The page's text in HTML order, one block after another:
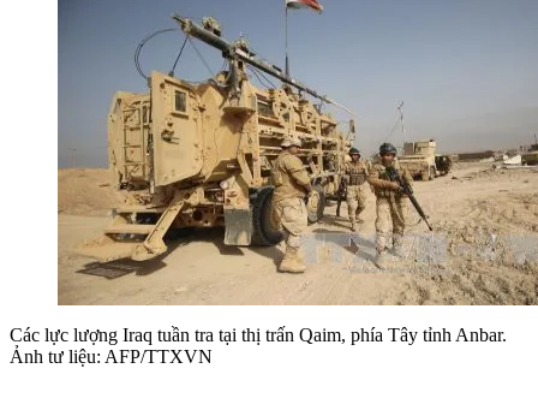
Các lực lượng Iraq tuần tra tại thị trấn Qaim, phía Tây tỉnh Anbar.
Ảnh tư liệu: AFP/TTXVN